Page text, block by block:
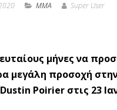
MMA Super User
μήνες να
μεγάλη προσοχή
Poirier στις 23